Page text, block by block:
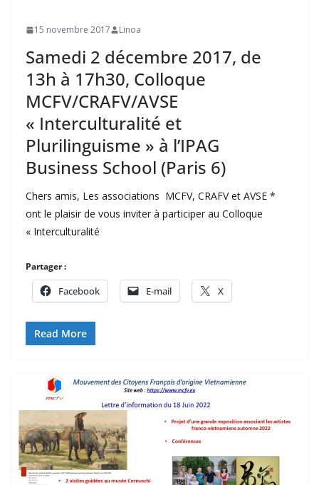
15 novembre 2017 Linoa
Samedi 2 décembre 2017, de
13h à 17h30, Colloque
MCFV/CRAFV/AVSE
« Interculturalité et
Plurilinguisme » à l’IPAG
Business School (Paris 6)
Chers amis, Les associations MCFV, CRAFV et AVSE *
ont le plaisir de vous inviter à participer au Colloque
« Interculturalité
Partager :
Facebook E-mail X
Read More